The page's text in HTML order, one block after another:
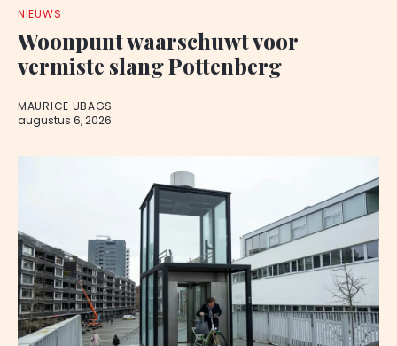
NIEUWS
Woonpunt waarschuwt voor
vermiste slang Pottenberg
MAURICE UBAGS
augustus 6, 2026